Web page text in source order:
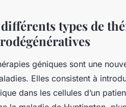
types de
géniques sont une
Elles consistent à
dans les cellules d’un